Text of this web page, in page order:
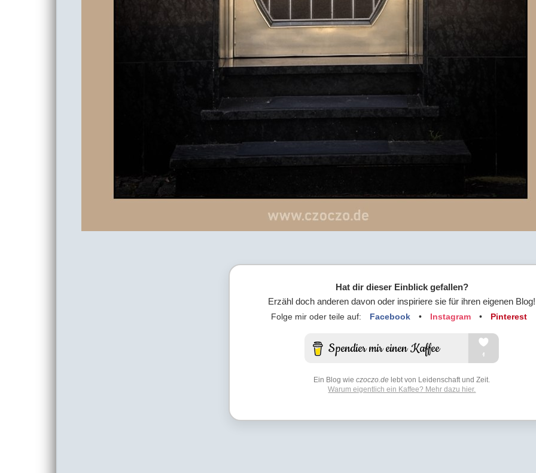
Hat dir dieser Einblick gefallen?
Erzähl doch anderen davon oder inspiriere sie für ihren eigenen Blog!
Folge mir oder teile auf: Facebook • Instagram • Pinterest
Ein Blog wieczoczo.de lebt von Leidenschaft und Zeit.
Warum eigentlich ein Kaffee? Mehr dazu hier.